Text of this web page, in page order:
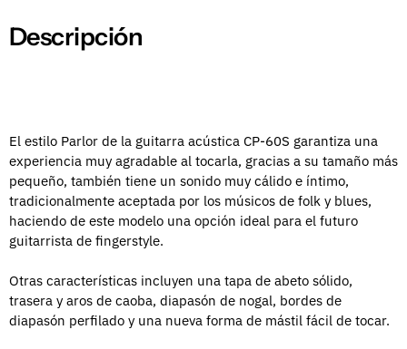
Descripción
El estilo Parlor de la guitarra acústica CP-60S garantiza una
experiencia muy agradable al tocarla, gracias a su tamaño más
pequeño, también tiene un sonido muy cálido e íntimo,
tradicionalmente aceptada por los músicos de folk y blues,
haciendo de este modelo una opción ideal para el futuro
guitarrista de fingerstyle.
Otras características incluyen una tapa de abeto sólido,
trasera y aros de caoba, diapasón de nogal, bordes de
diapasón perfilado y una nueva forma de mástil fácil de tocar.